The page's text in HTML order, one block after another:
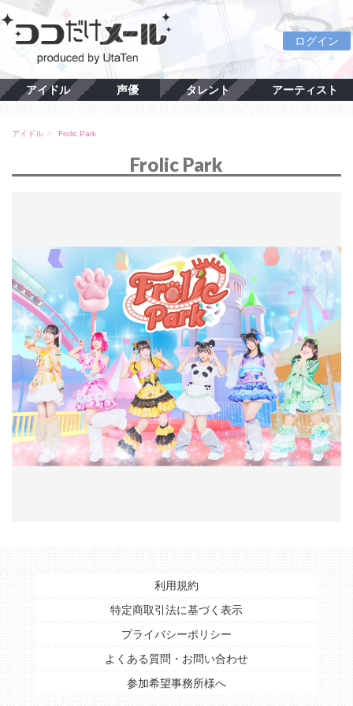
ログイン
アイドル 声優 タレント アーティスト
アイドル Frolic Park
Frolic Park
利用規約
特定商取引法に基づく表示
プライバシーポリシー
よくある質問・お問い合わせ
参加希望事務所様へ